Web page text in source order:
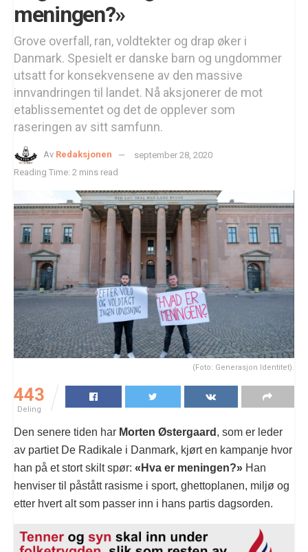
meningen?»
Grove overfall, ran, voldtekter og drap øker i
Danmark. Spesielt er danske barn og ungdommer
utsatt for konsekvensene av den massive
innvandringen til landet. Nå aksjonerer de mot
etablissementet og det de opplever som
raseringen av sitt samfunn.
Av Redaksjonen
september 28, 2020
Reading Time: 2 mins read
(Foto: Generasjon Identitet).
443
Deling
Den senere tiden har Morten Østergaard , som er leder
av partiet De Radikale i Danmark, kjørt en kampanje hvor
han på et stort skilt spør: «Hva er meningen?» Han
henviser til påstått rasisme i sport, ghettoplanen, miljø og
etter hvert alt som passer inn i hans partis dagsorden.